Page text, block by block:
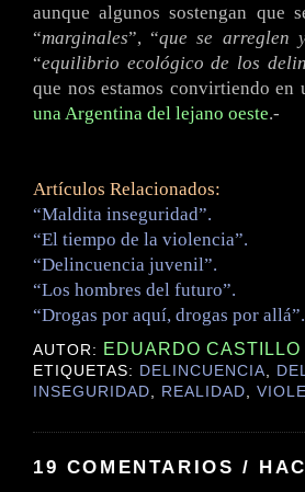
aunque algunos sostengan que
“marginales”, “que se arreglen
“equilibrio ecológico de los
que nos estamos convirtiendo
una Argentina del lejano oeste.-
Artículos Relacionados:
“Maldita inseguridad”.
“El tiempo de la violencia”.
“Delincuencia juvenil”.
“Los hombres del futuro”.
“Drogas por aquí, drogas por allá”.
AUTOR: EDUARDO CASTILLO
ETIQUETAS: DELINCUENCIA,
INSEGURIDAD, REALIDAD,
19 COMENTARIOS /